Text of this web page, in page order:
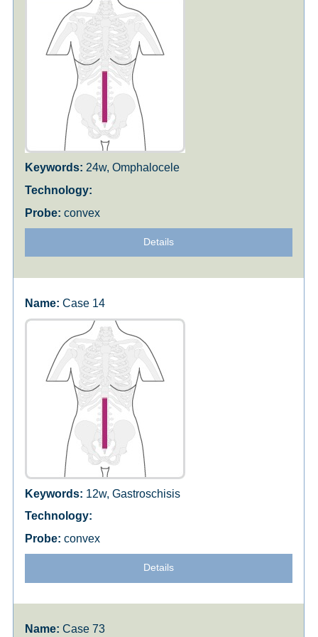
24w, Omphalocele
convex
Details
Case 14
12w, Gastroschisis
convex
Details
Case 73